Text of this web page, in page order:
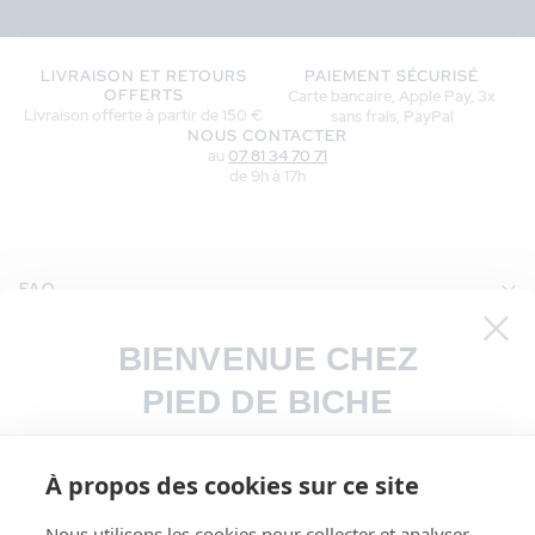
LIVRAISON ET RETOURS
OFFERTS
Livraison offerte à partir de 150 €
PAIEMENT SÉCURISÉ
Carte bancaire, Apple Pay, 3x
sans frais, PayPal
NOUS CONTACTER
au 07 81 34 70 71
de 9h à 17h
FAQ
VOS INFORMATIONS
À propos des cookies sur ce site
BIENVENUE CHEZ
PIED DE BICHE
être parmi les premiers à être informés